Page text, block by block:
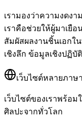
เรามองว่าความงดง
เราคือช่วยให้ผู้มาเยื
สัมผัสผลงานชิ้นเอก
เชิงลึก ข้อมูลเชิงปฏิบั
เว็บไซต์หลายภาษา
เว็บไซต์ของเราพร้อ
ศิลปะจากทั่วโลก